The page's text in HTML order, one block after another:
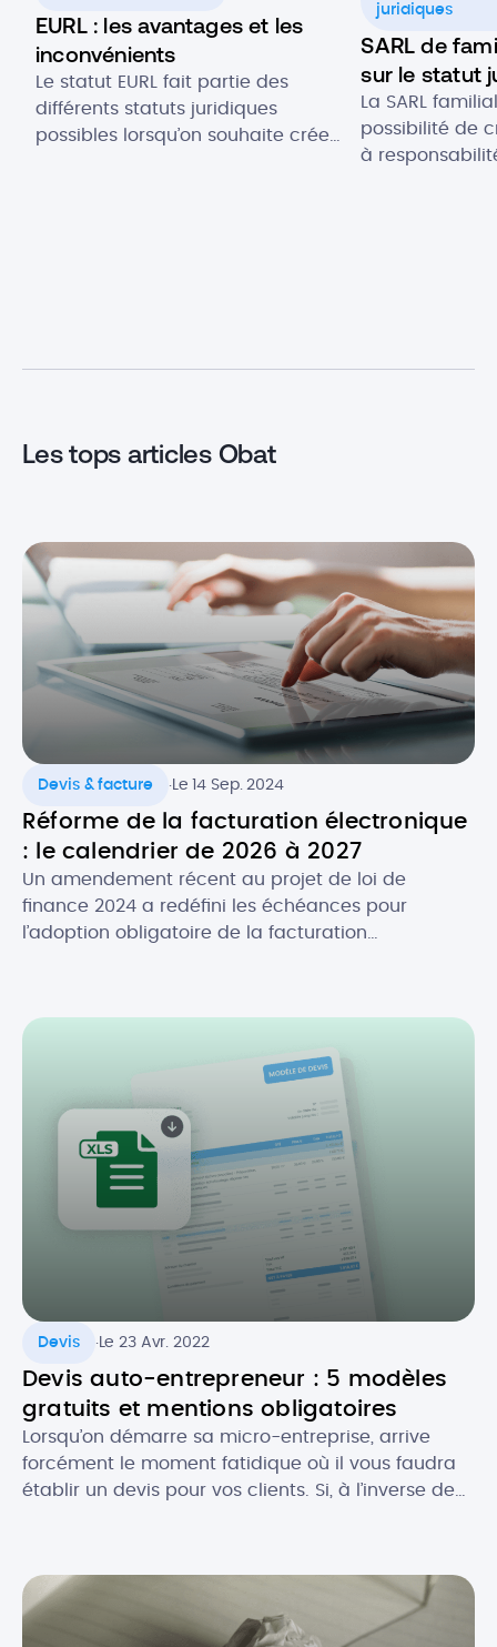
EURL : les avantages et les
inconvénients
Le statut EURL fait partie des
différents statuts juridiques
possibles lorsqu’on souhaite créer
inconvénients ? On fait le point
juridiques
SARL de
sur le statut
La SARL
possibilité de
à
Immobilière
Les tops articles Obat
Devis & facture Le 14 Sep. 2024
Réforme de la facturation électronique
: le calendrier de 2026 à 2027
Un amendement récent au projet de loi de
finance 2024 a redéfini les échéances pour
l’adoption obligatoire de la facturation
entreprises en France s’appliquera désormais à
partir du 1er septembre 2026. Quel est […]
Devis .Le 23 Avr. 2022
Devis auto-entrepreneur : 5 modèles
gratuits et mentions obligatoires
Lorsqu’on démarre sa micro-entreprise, arrive
forcément le moment fatidique où il vous faudra
établir un devis pour vos clients. Si, à l’inverse de
pour se couvrir au niveau légal. Comment faire un
devis en tant que micro-entrepreneur ? Que doit-
il contenir au niveau […]